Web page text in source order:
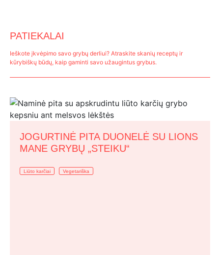
PATIEKALAI
Ieškote įkvėpimo savo grybų derliui? Atraskite skanių receptų ir
kūrybiškų būdų, kaip gaminti savo užaugintus grybus.
JOGURTINĖ PITA DUONELĖ SU LIONS
MANE GRYBŲ „STEIKU“
Liūto karčiai Vegetariška